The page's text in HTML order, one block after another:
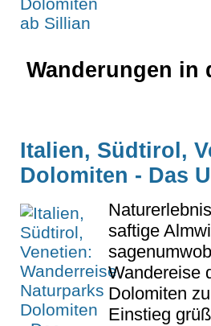
Wanderungen in
Italien, Südtirol,
Dolomiten - Das
saftige
Wandereise
Dolomiten
Einstieg